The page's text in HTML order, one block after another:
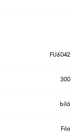
FU6042
300
bílá
Fila